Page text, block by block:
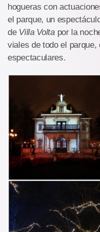
hogueras con
el parque, un
de Villa Voltapor la
viales de todo el
espectaculares.